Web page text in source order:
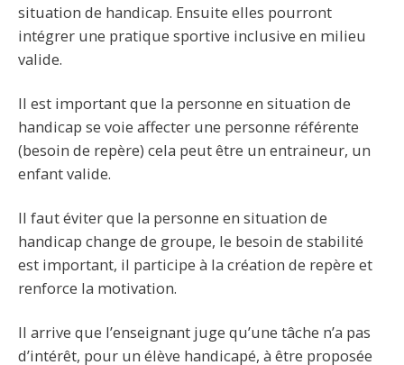
situation de handicap. Ensuite elles pourront
intégrer une pratique sportive inclusive en milieu
valide.
Il est important que la personne en situation de
handicap se voie affecter une personne référente
(besoin de repère) cela peut être un entraineur, un
enfant valide.
Il faut éviter que la personne en situation de
handicap change de groupe, le besoin de stabilité
est important, il participe à la création de repère et
renforce la motivation.
Il arrive que l’enseignant juge qu’une tâche n’a pas
d’intérêt, pour un élève handicapé, à être proposée